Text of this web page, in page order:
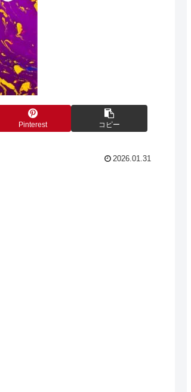
Pinterest コピー
2026.01.31